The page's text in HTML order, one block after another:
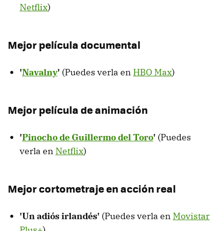
Netflix)
Mejor película documental
'Navalny' (Puedes verla en HBO Max)
Mejor película de animación
'Pinocho de Guillermo del Toro' (Puedes
verla en Netflix)
Mejor cortometraje en acción real
'Un adiós irlandés' (Puedes verla en Movistar